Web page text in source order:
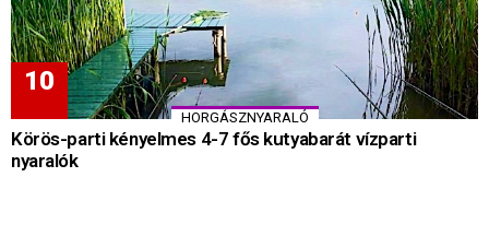
HORGÁSZNYARALÓ
Körös-parti kényelmes 4-7 fős kutyabarát vízparti
nyaralók